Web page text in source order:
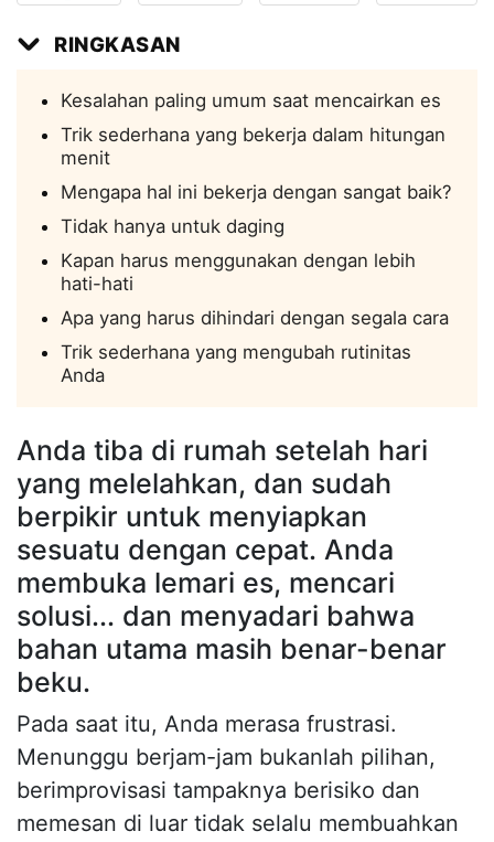
RINGKASAN
Kesalahan paling umum saat mencairkan es
Trik sederhana yang bekerja dalam hitungan
menit
Mengapa hal ini bekerja dengan sangat baik?
Tidak hanya untuk daging
Kapan harus menggunakan dengan lebih
hati-hati
Apa yang harus dihindari dengan segala cara
Trik sederhana yang mengubah rutinitas
Anda
Anda tiba di rumah setelah hari
yang melelahkan, dan sudah
berpikir untuk menyiapkan
sesuatu dengan cepat. Anda
membuka lemari es, mencari
solusi... dan menyadari bahwa
bahan utama masih benar-benar
beku.
Pada saat itu, Anda merasa frustrasi.
Menunggu berjam-jam bukanlah pilihan,
berimprovisasi tampaknya berisiko dan
memesan di luar tidak selalu membuahkan